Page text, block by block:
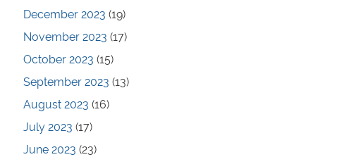
December 2023 (19)
November 2023 (17)
October 2023 (15)
September 2023 (13)
August 2023 (16)
July 2023 (17)
June 2023 (23)